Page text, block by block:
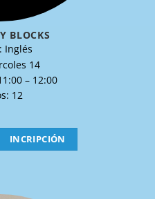
BLOCKS
Inglés
14
– 12:00
12
INCRIPCIÓN